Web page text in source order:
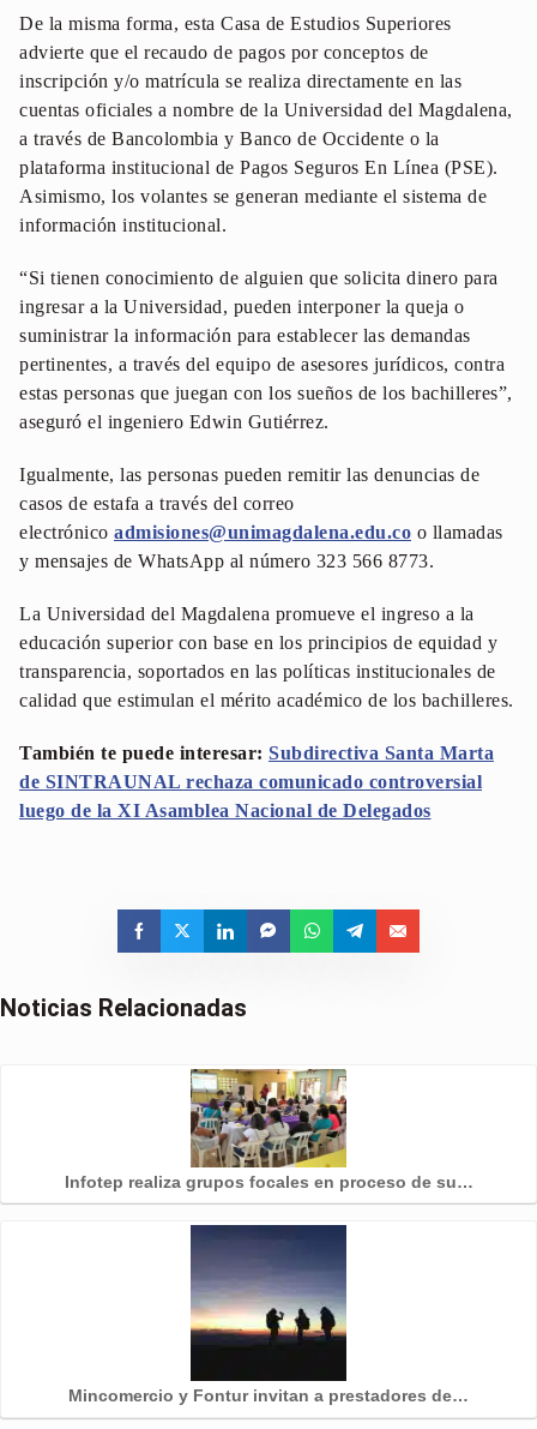
De la misma forma, esta Casa de Estudios Superiores
advierte que el recaudo de pagos por conceptos de
inscripción y/o matrícula se realiza directamente en las
cuentas oficiales a nombre de la Universidad del Magdalena,
a través de Bancolombia y Banco de Occidente o la
plataforma institucional de Pagos Seguros En Línea (PSE).
Asimismo, los volantes se generan mediante el sistema de
información institucional.
“Si tienen conocimiento de alguien que solicita dinero para
ingresar a la Universidad, pueden interponer la queja o
suministrar la información para establecer las demandas
pertinentes, a través del equipo de asesores jurídicos, contra
estas personas que juegan con los sueños de los bachilleres”,
aseguró el ingeniero Edwin Gutiérrez.
Igualmente, las personas pueden remitir las denuncias de
casos de estafa a través del correo
electrónico admisiones@unimagdalena.edu.co o llamadas
y mensajes de WhatsApp al número 323 566 8773.
La Universidad del Magdalena promueve el ingreso a la
educación superior con base en los principios de equidad y
transparencia, soportados en las políticas institucionales de
calidad que estimulan el mérito académico de los bachilleres.
También te puede interesar: Subdirectiva Santa Marta
de SINTRAUNAL rechaza comunicado controversial
luego de la XI Asamblea Nacional de Delegados
Noticias Relacionadas
Infotep realiza grupos focales en proceso de su…
Mincomercio y Fontur invitan a prestadores de…